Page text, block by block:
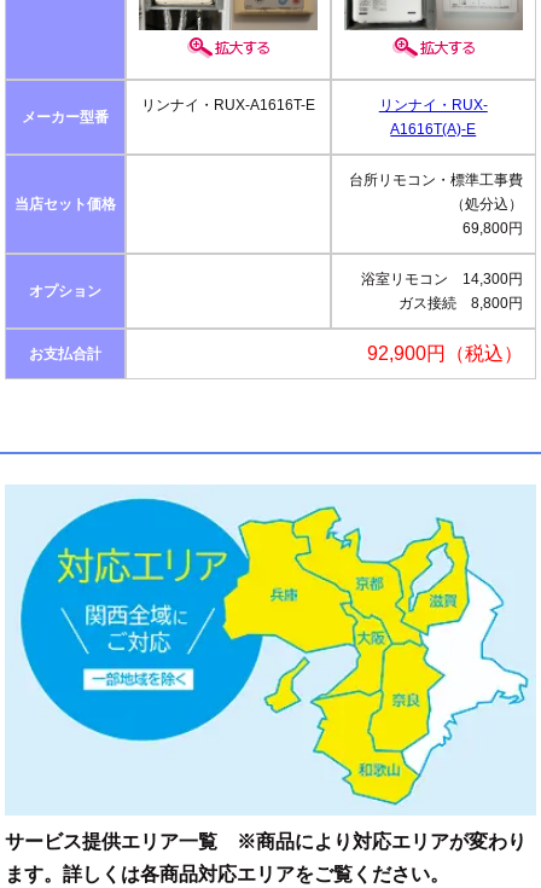
メーカー型番
リンナイ・RUX-A1616T-E
リンナイ・RUX-
A1616T(A)-E
当店セット価格
台所リモコン・標準工事費
（処分込）
69,800円
オプション
浴室リモコン 14,300円
ガス接続 8,800円
お支払合計 92,900円（税込）
サービス提供エリア一覧 ※商品により対応エリアが変わり
ます。詳しくは各商品対応エリアをご覧ください。